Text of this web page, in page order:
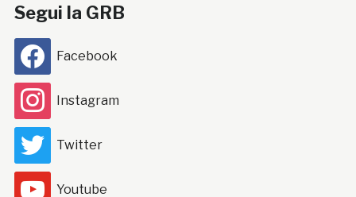
Segui la GRB
Facebook
Instagram
Twitter
Youtube